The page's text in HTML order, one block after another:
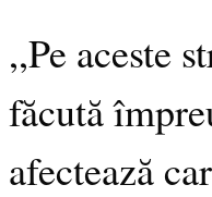
,,Pe aceste
făcută
afectează